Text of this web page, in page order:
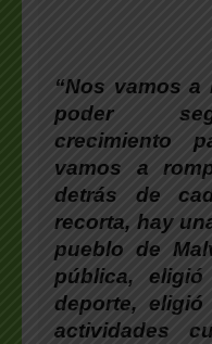
“Nos vamos a
poder
crecimiento
vamos a
detrás de
recorta, hay
pueblo de
pública,
deporte,
actividades